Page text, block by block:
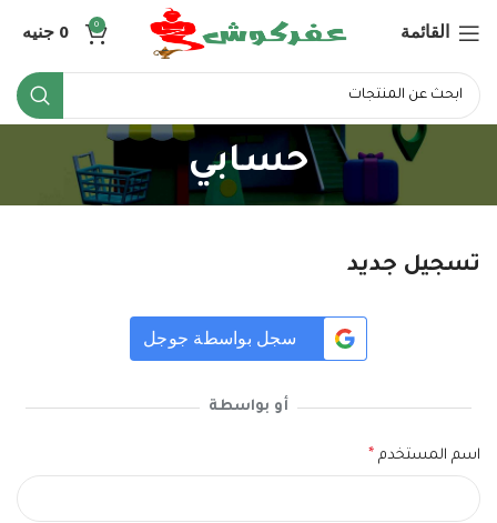
القائمة 0
0جنيه
حسابي
تسجيل جديد
سجل بواسطة جوجل
أو بواسطة
اسم المستخدم *